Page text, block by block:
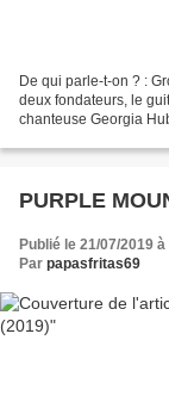
De qui parle-t-on ? :
deux fondateurs, le
chanteuse Georgia
PURPLE
Publié le 21/07/2019
Par papasfritas69